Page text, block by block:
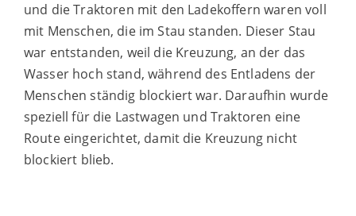
und die Traktoren mit den Ladekoffern waren voll
mit Menschen, die im Stau standen. Dieser Stau
war entstanden, weil die Kreuzung, an der das
Wasser hoch stand, während des Entladens der
Menschen ständig blockiert war. Daraufhin wurde
speziell für die Lastwagen und Traktoren eine
Route eingerichtet, damit die Kreuzung nicht
blockiert blieb.